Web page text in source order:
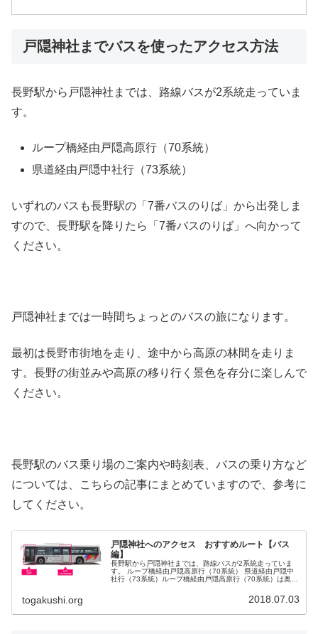
戸隠神社までバスを使ったアクセス方法
長野駅から戸隠神社までは、路線バスが2系統走っていま
す。
ループ橋経由戸隠高原行（70系統）
県道経由戸隠中社行（73系統）
いずれのバスも長野駅の「7番バスのりば」から出発しま
すので、長野駅を降りたら「7番バスのりば」へ向かって
ください。
戸隠神社までは一時間ちょっとのバスの旅になります。
最初は長野市街地を走り、途中から高原の林間を走りま
す。長野の街並みや高原の移り行く景色を存分に楽しんで
ください。
長野駅のバス乗り場のご案内や時刻表、バスの乗り方など
については、こちらの記事にまとめていますので、参考に
してください。
戸隠神社へのアクセス おすすめルート【バス
編】
長野駅から戸隠神社までは、路線バスが2系統走っていま
す。 ループ橋経由戸隠高原行（70系統） 県道経由戸隠中
社行（73系統）ループ橋経由戸隠高原行（70系統）は奥社
togakushi.org 2018.07.03